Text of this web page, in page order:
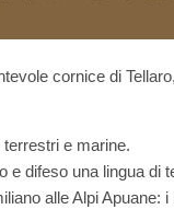
cornice di
e marine.
difeso una lingua di
alle Alpi Apuane: i